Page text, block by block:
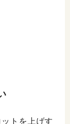
トを上げす